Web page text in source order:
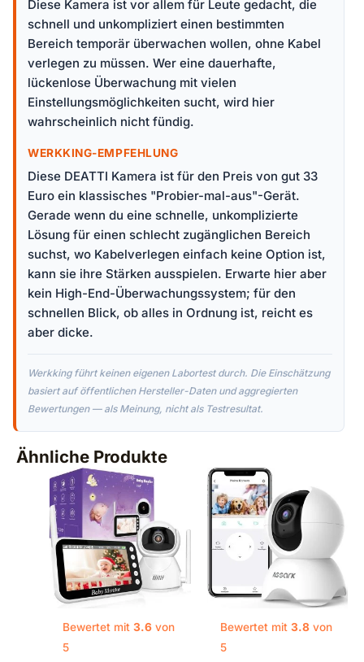
Diese Kamera ist vor allem für Leute gedacht, die
schnell und unkompliziert einen bestimmten
Bereich temporär überwachen wollen, ohne Kabel
verlegen zu müssen. Wer eine dauerhafte,
lückenlose Überwachung mit vielen
Einstellungsmöglichkeiten sucht, wird hier
wahrscheinlich nicht fündig.
WERKKING-EMPFEHLUNG
Diese DEATTI Kamera ist für den Preis von gut 33
Euro ein klassisches "Probier-mal-aus"-Gerät.
Gerade wenn du eine schnelle, unkomplizierte
Lösung für einen schlecht zugänglichen Bereich
suchst, wo Kabelverlegen einfach keine Option ist,
kann sie ihre Stärken ausspielen. Erwarte hier aber
kein High-End-Überwachungssystem; für den
schnellen Blick, ob alles in Ordnung ist, reicht es
aber dicke.
Werkking führt keinen eigenen Labortest durch. Die Einschätzung
basiert auf öffentlichen Hersteller-Daten und aggregierten
Bewertungen — als Meinung, nicht als Testresultat.
Ähnliche Produkte
Bewertet mit3.6 von
5
Bewertet mit 3.8von
5